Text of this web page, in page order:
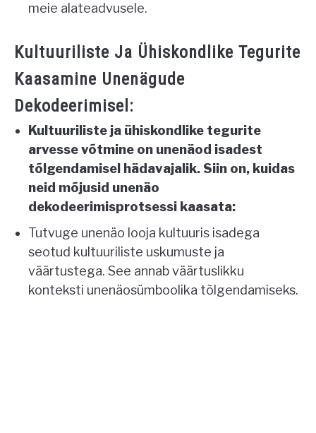
meie alateadvusele.
Kultuuriliste Ja Ühiskondlike Tegurite
Kaasamine Unenägude
Dekodeerimisel:
Kultuuriliste ja ühiskondlike tegurite
arvesse võtmine on unenäod isadest
tõlgendamisel hädavajalik. Siin on, kuidas
neid mõjusid unenäo
dekodeerimisprotsessi kaasata:
Tutvuge unenäo looja kultuuris isadega
seotud kultuuriliste uskumuste ja
väärtustega. See annab väärtuslikku
konteksti unenäosümboolika tõlgendamiseks.